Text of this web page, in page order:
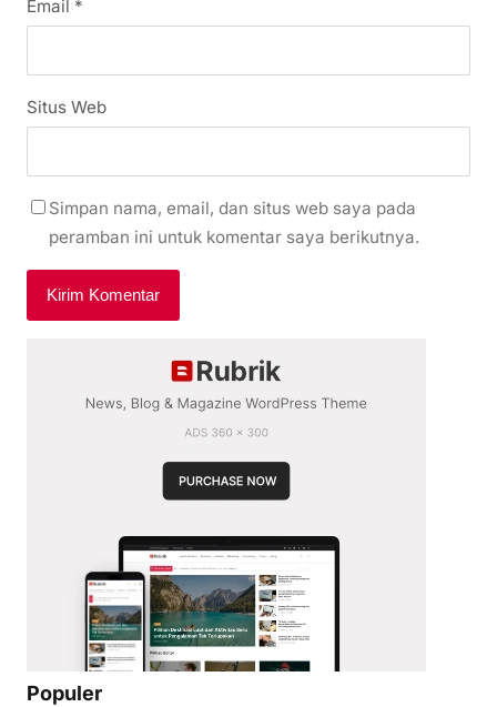
Email *
Situs Web
Simpan nama, email, dan situs web saya pada
peramban ini untuk komentar saya berikutnya.
Populer